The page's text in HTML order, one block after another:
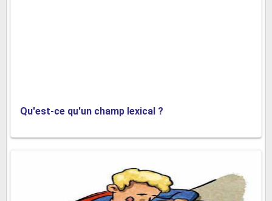
Qu'est-ce qu'un champ lexical ?